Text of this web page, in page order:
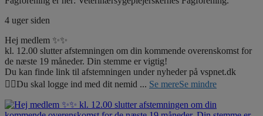
4 uger siden
Hej medlem ✨✨
kl. 12.00 slutter afstemningen om din kommende overenskomst for
de næste 19 måneder. Din stemme er vigtig!
Du kan finde link til afstemningen under nyheder på vspnet.dk
☝🏼Du skal logge ind med dit nemid ... Se mereSe mindre